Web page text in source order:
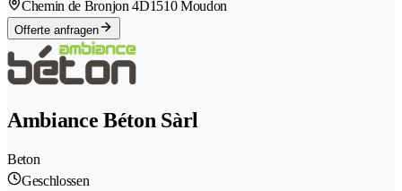
Chemin de Bronjon 4D1510 Moudon
Offerte anfragen
Ambiance Béton Sàrl
Beton
Geschlossen